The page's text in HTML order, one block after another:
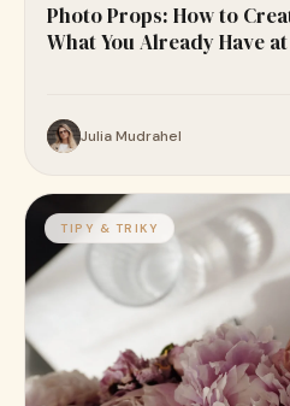
Photo Props: How to
What You Already Have
Julia Mudrahel
TIPY & TRIKY